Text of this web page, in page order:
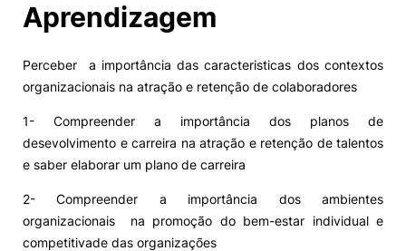
Aprendizagem
Perceber a importância das caracteristicas dos contextos
organizacionais na atração e retenção de colaboradores
1- Compreender a importância dos planos de
desevolvimento e carreira na atração e retenção de talentos
e saber elaborar um plano de carreira
2- Compreender a importância dos ambientes
organizacionais na promoção do bem-estar individual e
competitivade das organizações